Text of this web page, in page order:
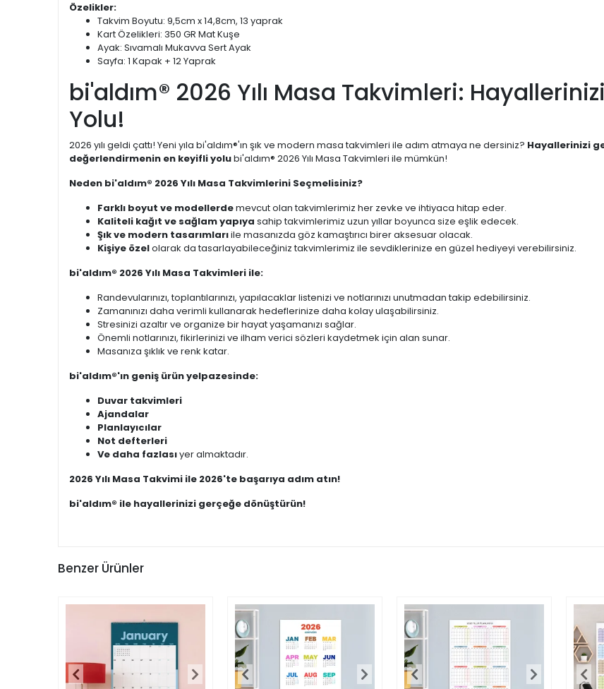
Özelikler:
Takvim Boyutu: 9,5cm x 14,8cm, 13 yaprak
Kart Özelikleri: 350 GR Mat Kuşe
Ayak: Sıvamalı Mukavva Sert Ayak
Sayfa: 1 Kapak + 12 Yaprak
bi'aldım® 2026 Yılı Masa Takvimleri:
Yolu!
2026 yılı geldi çattı! Yeni yıla bi'aldım®'ın şık ve modern masa takvimleri ile adım atmaya ne dersiniz? Hayallerinizi
değerlendirmenin en keyifli yolubi'aldım® 2026 Yılı Masa Takvimleri ile mümkün!
Neden bi'aldım® 2026 Yılı Masa Takvimlerini Seçmelisiniz?
Farklı boyut ve modellerdemevcut olan takvimlerimiz her zevke ve ihtiyaca hitap eder.
Kaliteli kağıt ve sağlam yapıya sahip takvimlerimiz uzun yıllar boyunca size eşlik edecek.
Şık ve modern tasarımlarıile masanızda göz kamaştırıcı birer aksesuar olacak.
Kişiye özelolarak da tasarlayabileceğiniz takvimlerimiz ile sevdiklerinize en güzel hediyeyi verebilirsiniz.
bi'aldım® 2026 Yılı Masa Takvimleri ile:
Randevularınızı, toplantılarınızı, yapılacaklar listenizi ve notlarınızı unutmadan takip edebilirsiniz.
Zamanınızı daha verimli kullanarak hedeflerinize daha kolay ulaşabilirsiniz.
Stresinizi azaltır ve organize bir hayat yaşamanızı sağlar.
Önemli notlarınızı, fikirlerinizi ve ilham verici sözleri kaydetmek için alan sunar.
Masanıza şıklık ve renk katar.
bi'aldım®'ın geniş ürün yelpazesinde:
Duvar takvimleri
Ajandalar
Planlayıcılar
Not defterleri
Ve daha fazlasıyer almaktadır.
2026 Yılı Masa Takvimi ile 2026'te başarıya adım atın!
bi'aldım® ile hayallerinizi gerçeğe dönüştürün!
Benzer Ürünler